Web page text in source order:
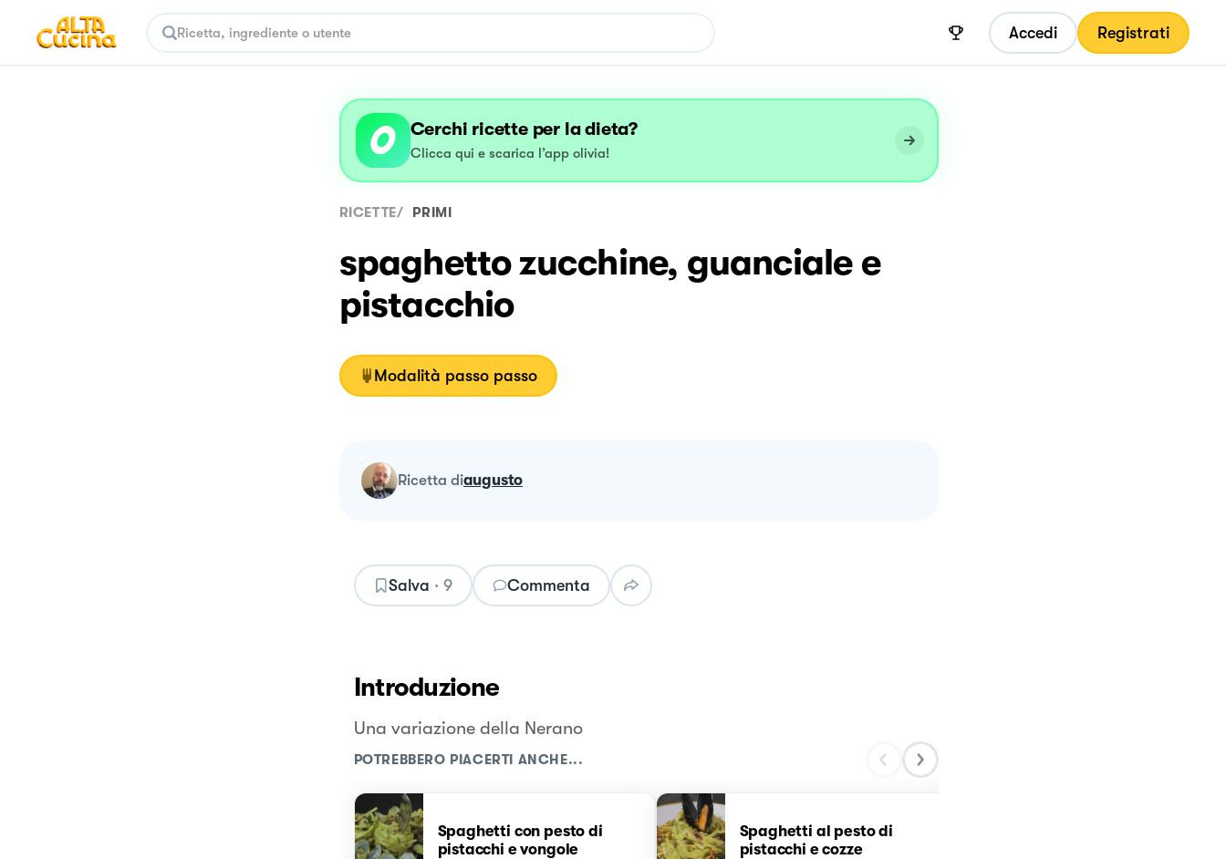
Accedi Registrati
Cerchi ricette per la dieta?
Clicca qui e scarica l’app olivia!
RICETTE/ PRIMI
spaghetto zucchine, guanciale e
pistacchio
Modalità passo passo
ricetta diaugusto
Salva · 9 Commenta
Introduzione
Una variazione della Nerano
POTREBBERO PIACERTI ANCHE...
Spaghetti con pesto di
pistacchi e vongole
Spaghetti al pesto di
pistacchi e cozze